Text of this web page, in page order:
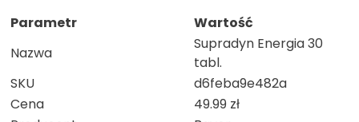
Parametr
Wartość
Nazwa
Supradyn Energia 30
tabl.
SKU
d6feba9e482a
Cena
49.99 zł